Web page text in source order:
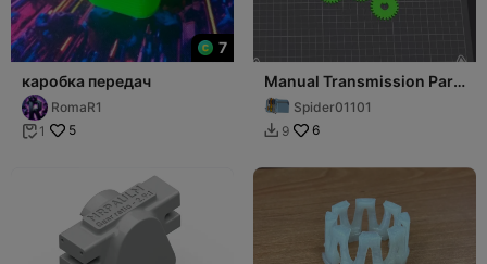
7
каробка передач
RomaR1
 1 5
Manual Transmission Part
1.5 Of 2Spider01101
 9 6